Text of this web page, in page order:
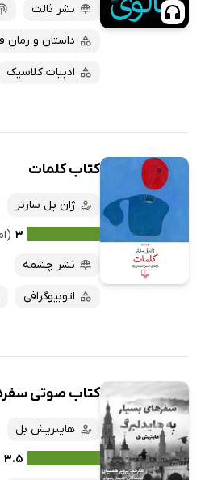
نشر ثالث
داستان و رمان
ادبیات کلاسیک
کتاب کلمات
ژان پل سارتر
۳
نشر چشمه
اتوبیوگرافی
کتاب صوتی
هاینریش بل
۳.۵